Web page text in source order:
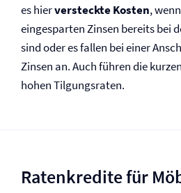
es hierversteckte Kosten,
eingesparten Zinsen bereits bei
sind oder es fallen bei einer
Zinsen an. Auch führen die
hohen Tilgungsraten.
Ratenkredite für